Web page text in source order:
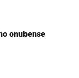
onubense